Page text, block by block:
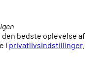
bedste oplevelse af
i privatlivsindstillinger.